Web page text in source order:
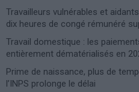
Travailleurs vulnérables et
dix heures de congé rémunéré
Travail domestique : les
entièrement dématérialisés en
Prime de naissance, plus de
l’INPS prolonge le délai